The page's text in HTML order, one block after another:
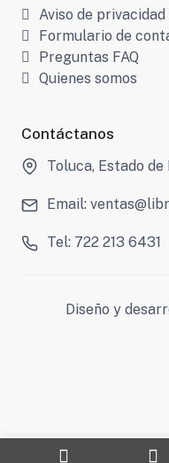
Aviso de privacidad
Formulario de
Preguntas FAQ
Quienes somos
Contáctanos
Toluca, Estado de
Email:
Tel: 722 213 6431
Diseño y